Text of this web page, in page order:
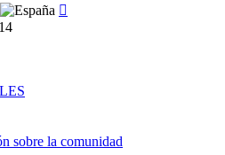
sobre la comunidad